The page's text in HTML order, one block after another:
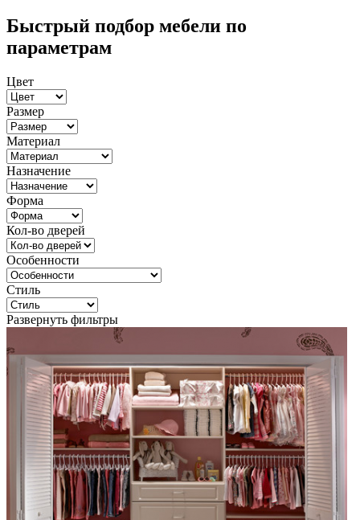
Быстрый подбор мебели по
параметрам
Цвет
Размер
Материал
Назначение
Форма
Кол-во дверей
Особенности
Стиль
Развернуть фильтры